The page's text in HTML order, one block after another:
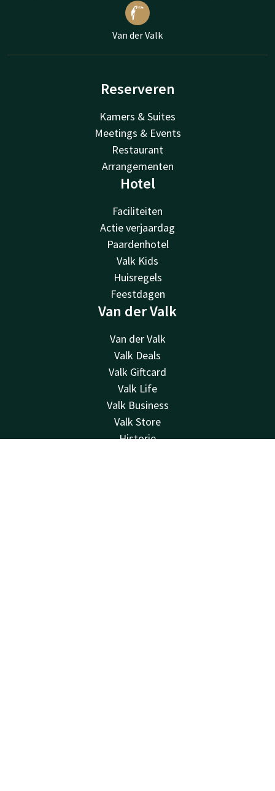
Van der Valk
Reserveren
Kamers & Suites
Meetings & Events
Restaurant
Arrangementen
Hotel
Faciliteiten
Actie verjaardag
Paardenhotel
Valk Kids
Huisregels
Feestdagen
Van der Valk
Van der Valk
Valk Deals
Valk Giftcard
Valk Life
Valk Business
Valk Store
Historie